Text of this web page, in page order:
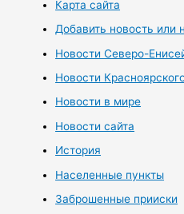
Карта сайта
Добавить новость или
Новости Северо-
Новости
Новости в мире
Новости сайта
История
Населенные пункты
Заброшенные прииски